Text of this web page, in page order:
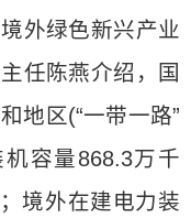
外绿色新兴产业
任陈燕介绍，国
地区(“一带一路”
容量868.3万千
境外在建电力装